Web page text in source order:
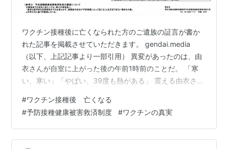
ワクチン接種後に亡くなられた方のご遺族の証言が書か
れた記事を掲載させていただきます。 gendai.media
（以下、上記記事より一部引用） 異変があったのは、由
衣さんが自室に上がった後の午前1時前のことだ。 「寒
い、寒い」「やばい、39度も熱がある」 震える由衣さん
と、冷却シートを額に貼ってあげた。由衣さんを心配し
て友人が家に泊まってくれたので、多少の発熱なら大丈
夫だろうとも思っていた。 しかし―。 「おばさん！ 由
衣が！」 午前3時頃、その友人の絶叫で真紀子さんは目
#ワクチン接種後 亡くなる
#予防接種健康被害救済制度 #ワクチンの真実